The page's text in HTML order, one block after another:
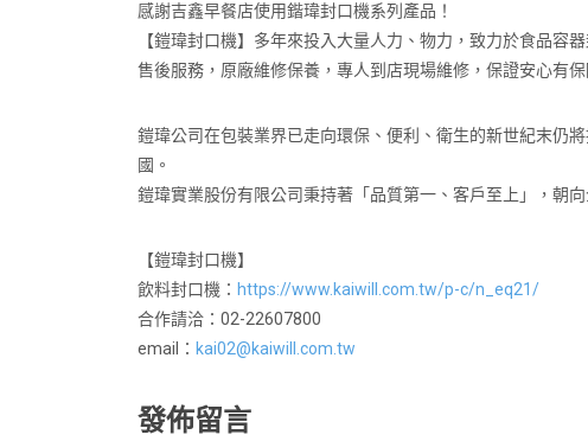
感謝吉鑫早餐店使用鍇瑋封口機系列產品！
【鎧瑋封口機】多年來投入大量人力、物力，致力於食品容
售後服務，原廠維修保養，專人到店現場維修，保證安心有保
鎧瑋公司在包裝業界已走向環保、便利、衛生的新世紀末仍
國。
鎧瑋實業股份有限公司秉持著「品質第一、客戶至上」，朝
【鎧瑋封口機】
飲料封口機： https://www.kaiwill.com.tw/p-c/n_eq21/
合作請洽：02-22607800
email： kai02@kaiwill.com.tw
發佈留言